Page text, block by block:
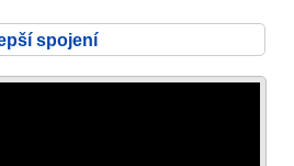
spojení